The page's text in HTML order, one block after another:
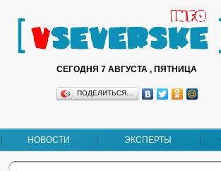
СЕГОДНЯ 7 АВГУСТА , ПЯТНИЦА
ПОДЕЛИТЬСЯ…
НОВОСТИ ЭКСПЕРТЫ